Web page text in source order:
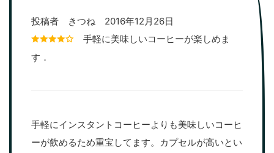
投稿者 きつね 2016年12月26日
手軽に美味しいコーヒーが楽しめま
す．
手軽にインスタントコーヒーよりも美味しいコーヒ
ーが飲めるため重宝してます。カプセルが高いとい